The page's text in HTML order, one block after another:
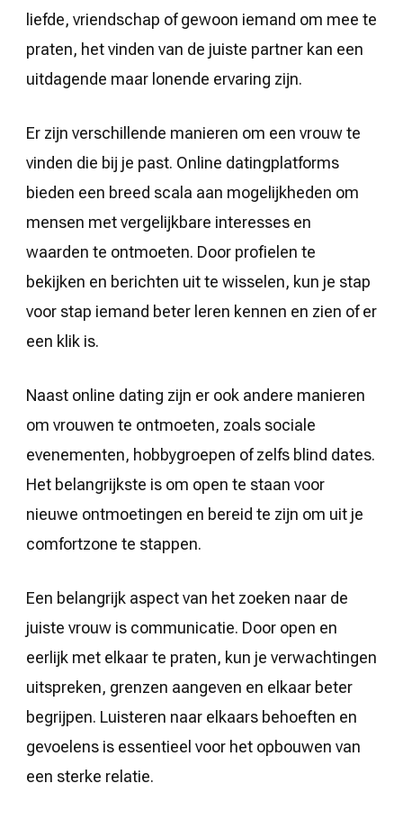
liefde, vriendschap of gewoon iemand om mee te
praten, het vinden van de juiste partner kan een
uitdagende maar lonende ervaring zijn.
Er zijn verschillende manieren om een vrouw te
vinden die bij je past. Online datingplatforms
bieden een breed scala aan mogelijkheden om
mensen met vergelijkbare interesses en
waarden te ontmoeten. Door profielen te
bekijken en berichten uit te wisselen, kun je stap
voor stap iemand beter leren kennen en zien of er
een klik is.
Naast online dating zijn er ook andere manieren
om vrouwen te ontmoeten, zoals sociale
evenementen, hobbygroepen of zelfs blind dates.
Het belangrijkste is om open te staan voor
nieuwe ontmoetingen en bereid te zijn om uit je
comfortzone te stappen.
Een belangrijk aspect van het zoeken naar de
juiste vrouw is communicatie. Door open en
eerlijk met elkaar te praten, kun je verwachtingen
uitspreken, grenzen aangeven en elkaar beter
begrijpen. Luisteren naar elkaars behoeften en
gevoelens is essentieel voor het opbouwen van
een sterke relatie.